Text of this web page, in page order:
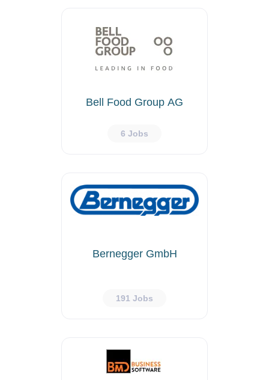
Bell Food Group AG
6 Jobs
Bernegger GmbH
191 Jobs